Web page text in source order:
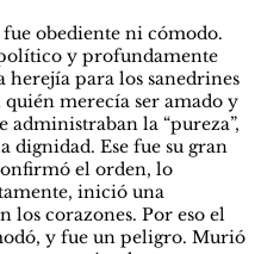
obediente ni cómodo.
y profundamente
herejía para los sanedrines
quién merecía ser amado y
administraban la “pureza”,
dignidad. Ese fue su gran
el orden, lo
inició una
los corazones. Por eso el
y fue un peligro. Murió